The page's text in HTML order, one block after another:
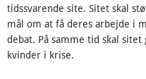
tidssvarende site. Sitet skal
mål om at få deres arbejde i
debat. På samme tid skal
kvinder i krise.